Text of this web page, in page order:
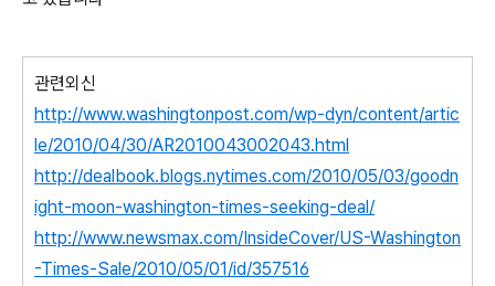
관련외신
http://www.washingtonpost.com/wp-dyn/content/artic
le/2010/04/30/AR2010043002043.html
http://dealbook.blogs.nytimes.com/2010/05/03/goodn
ight-moon-washington-times-seeking-deal/
http://www.newsmax.com/InsideCover/US-Washington
-Times-Sale/2010/05/01/id/357516